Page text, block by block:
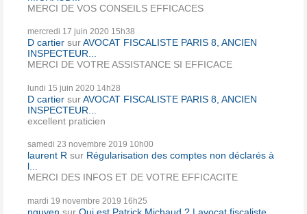
MERCI DE VOS CONSEILS EFFICACES
mercredi 17 juin 2020 15h38
D cartier surAVOCAT FISCALISTE PARIS 8, ANCIEN
INSPECTEUR...
MERCI DE VOTRE ASSISTANCE SI EFFICACE
lundi 15 juin 2020 14h28
D cartier surAVOCAT FISCALISTE PARIS 8, ANCIEN
INSPECTEUR...
excellent praticien
samedi 23 novembre 2019 10h00
laurent R sur Régularisation des comptes non déclarés à
l...
MERCI DES INFOS ET DE VOTRE EFFICACITE
mardi 19 novembre 2019 16h25
nguyen sur Qui est Patrick Michaud ? | avocat fiscaliste